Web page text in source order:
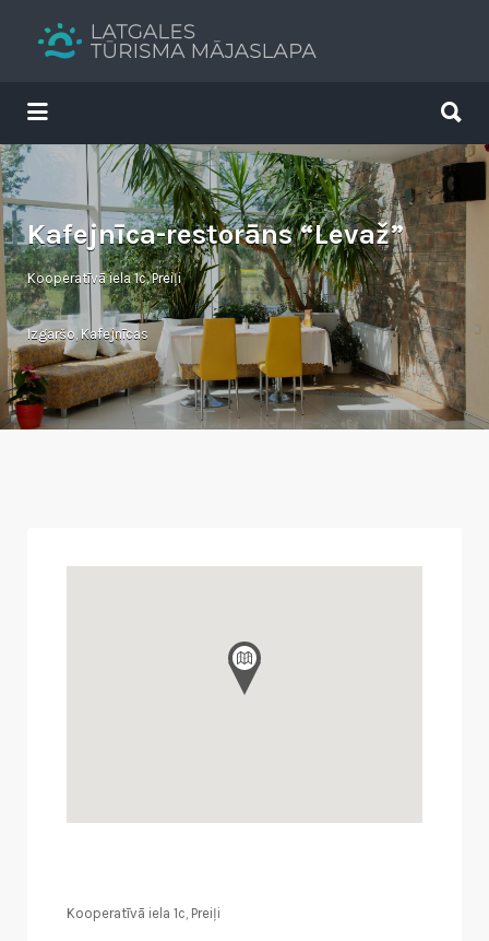
Tavs brīvdienu ceļvedis
Search
for:
for:
Kafejnīca-restorāns “Levaž”
Kooperatīvā iela 1c, Preiļi
Izgaršo,Kafejnīcas
Kooperatīvā iela 1c, Preiļi